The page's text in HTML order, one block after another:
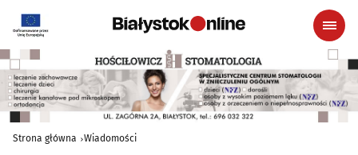
Strona główna Wiadomości